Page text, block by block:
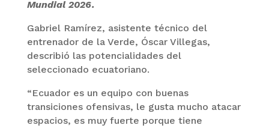
Mundial 2026.
Gabriel Ramírez, asistente técnico del
entrenador de la Verde, Óscar Villegas,
describió las potencialidades del
seleccionado ecuatoriano.
“Ecuador es un equipo con buenas
transiciones ofensivas, le gusta mucho atacar
espacios, es muy fuerte porque tiene